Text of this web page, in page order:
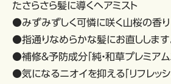
たさらさら髪に導くヘアミスト
●みずみずしく可憐に咲く山桜の香り
●指通りなめらかな髪にお直しします
●補修＆予防成分「純・和草プレミア
●気になるニオイを抑える「リフレッ